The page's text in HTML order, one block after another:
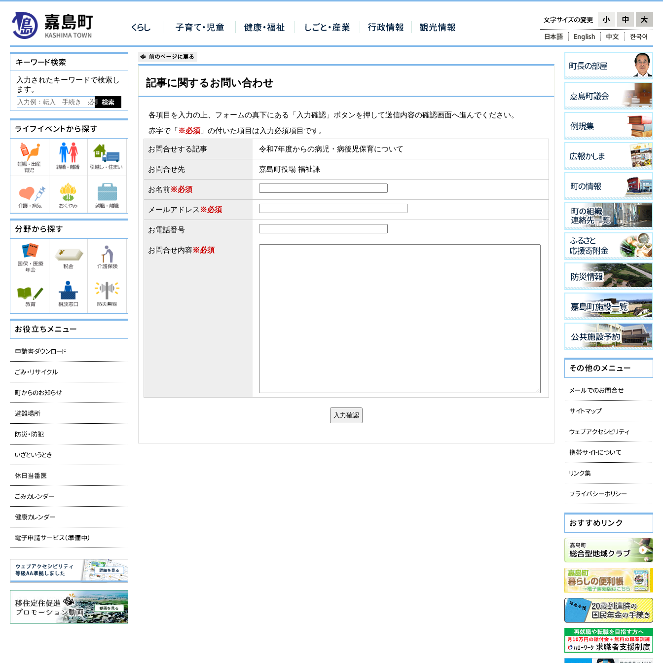
記事に関するお問い合わせ
各項目を入力の上、フォームの真下にある「入力確認」ボタンを押して送信内容の確認画面へ進んでください。
赤字で「※必須 」の付いた項目は入力必須項目です。
お問合せする記事 令和7年度からの病児・病後児保育について
お問合せ先 嘉島町役場 福祉課
お名前※必須
メールアドレス ※必須
お電話番号
お問合せ内容※必須
入力されたキーワードで検索し
ます。